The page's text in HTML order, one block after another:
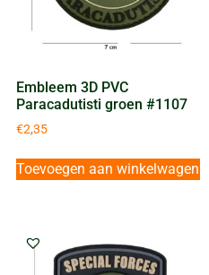
Embleem 3D PVC
Paracadutisti groen #1107
€2,35
Toevoegen aan winkelwagen